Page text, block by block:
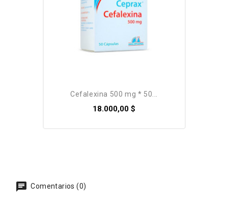
cefalexina 500 mg * 50...
18.000,00 $
Comentarios (0)